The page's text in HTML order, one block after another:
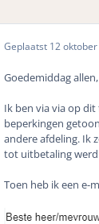
Geplaatst 12
Goedemiddag allen,
Ik ben via via op
beperkingen
andere afdeling. Ik
tot uitbetaling werd
Toen heb ik een e-